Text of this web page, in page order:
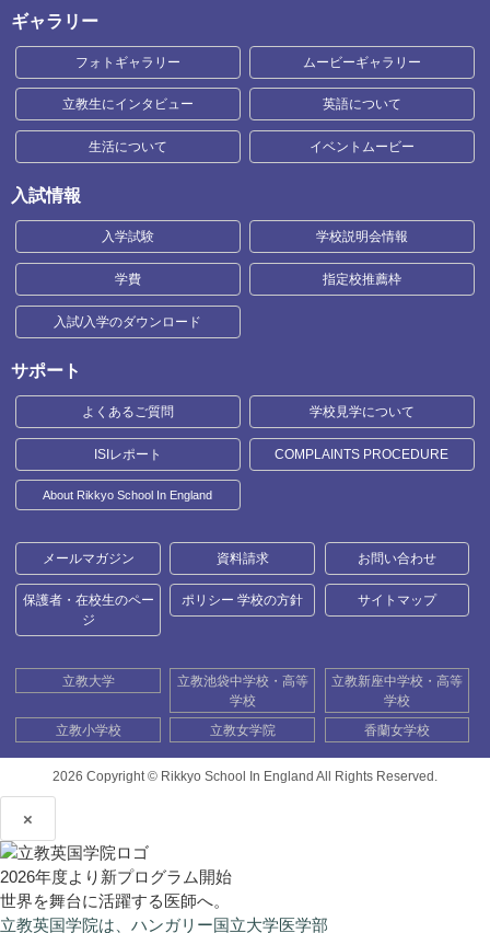
ギャラリー
フォトギャラリー ムービーギャラリー
立教生にインタビュー 英語について
生活について イベントムービー
入試情報
入学試験 学校説明会情報
学費 指定校推薦枠
入試/入学のダウンロード
サポート
よくあるご質問 学校見学について
ISIレポート COMPLAINTS PROCEDURE
About Rikkyo School In England
メールマガジン 資料請求 お問い合わせ
保護者・在校生のペー
ジ
ポリシー 学校の方針 サイトマップ
立教大学
立教池袋中学校・高等
学校
立教新座中学校・高等
学校
立教小学校
立教女学院 香蘭女学校
2026 Copyright © Rikkyo School In England All Rights Reserved.
×
2026年度より新プログラム開始
世界を舞台に活躍する医師へ。
立教英国学院は、ハンガリー国立大学医学部